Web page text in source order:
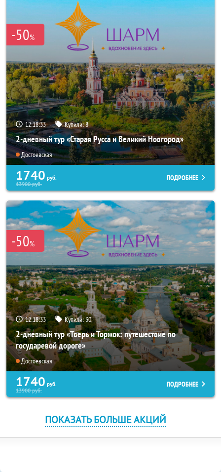
-50%
12:18:32 Купили:8
2-дневный тур «Старая Русса и Великий Новгород»
Достоевская
1740 руб.
13900руб.
ПОДРОБНЕЕ
-50%
12:18:32 Купили:30
2-дневный тур «Тверь и Торжок: путешествие по
государевой дороге»
Достоевская
1740 руб.
13900руб.
ПОДРОБНЕЕ
ПОКАЗАТЬ БОЛЬШЕ АКЦИЙ